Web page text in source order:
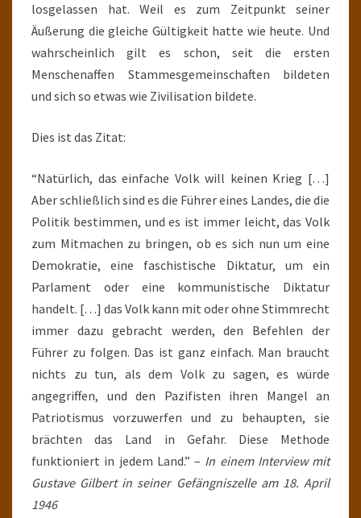
losgelassen hat. Weil es zum Zeitpunkt seiner
Äußerung die gleiche Gültigkeit hatte wie heute. Und
wahrscheinlich gilt es schon, seit die ersten
Menschenaffen Stammesgemeinschaften bildeten
und sich so etwas wie Zivilisation bildete.
Dies ist das Zitat:
“Natürlich, das einfache Volk will keinen Krieg […]
Aber schließlich sind es die Führer eines Landes, die die
Politik bestimmen, und es ist immer leicht, das Volk
zum Mitmachen zu bringen, ob es sich nun um eine
Demokratie, eine faschistische Diktatur, um ein
Parlament oder eine kommunistische Diktatur
handelt. […] das Volk kann mit oder ohne Stimmrecht
immer dazu gebracht werden, den Befehlen der
Führer zu folgen. Das ist ganz einfach. Man braucht
nichts zu tun, als dem Volk zu sagen, es würde
angegriffen, und den Pazifisten ihren Mangel an
Patriotismus vorzuwerfen und zu behaupten, sie
brächten das Land in Gefahr. Diese Methode
funktioniert in jedem Land.” – In einem Interview mit
Gustave Gilbert in seiner Gefängniszelle am 18. April
1946